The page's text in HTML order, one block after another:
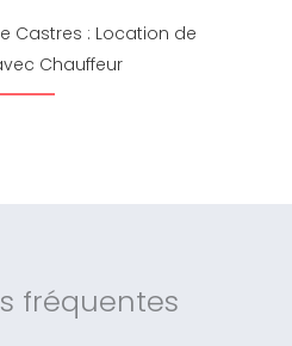
Castres : Location de
Chauffeur
fréquentes